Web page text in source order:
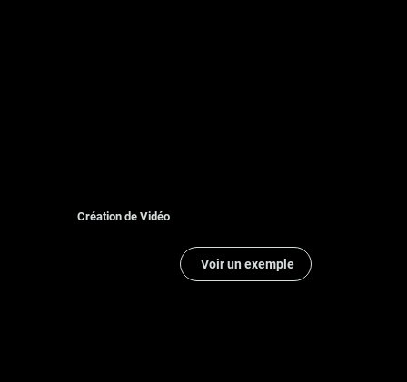
Création de Vidéo
Voir un exemple